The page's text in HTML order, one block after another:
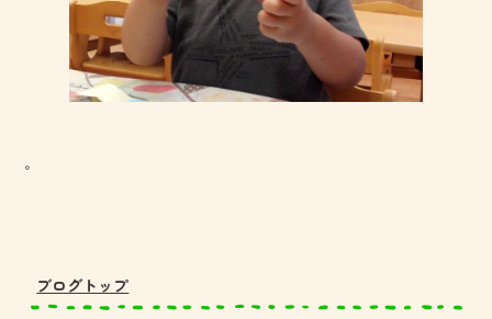
。
ブログトップ